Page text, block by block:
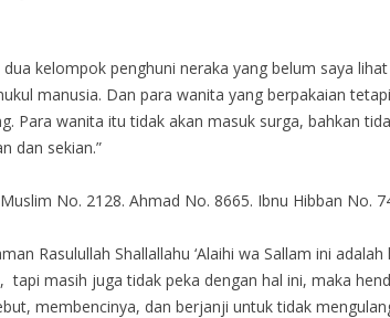
dua kelompok penghuni neraka yang belum saya
manusia. Dan para wanita yang berpakaian
Para wanita itu tidak akan masuk surga, bahkan
dan sekian.”
No. 2128. Ahmad No. 8665. Ibnu Hibban No.
Rasulullah Shallallahu ‘Alaihi wa Sallam ini
tapi masih juga tidak peka dengan hal ini, maka
membencinya, dan berjanji untuk tidak